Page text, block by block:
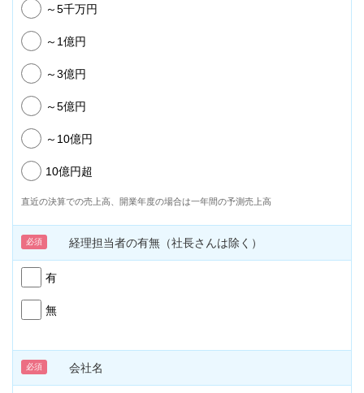
～5千万円
～1億円
～3億円
～5億円
～10億円
10億円超
直近の決算での売上高、開業年度の場合は一年間の予測売上高
経理担当者の有無（社長さんは除く）
必須
有
無
会社名
必須